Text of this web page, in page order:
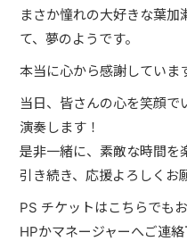
JUST ONE
まさか憧れの大好きな葉
て、夢のようです。
本当に心から感謝していま
当日、皆さんの心を笑顔で
演奏します！
是非一緒に、素敵な時間を
引き続き、応援よろしくお
PS チケットはこちらでも
HPかマネージャーへご連絡